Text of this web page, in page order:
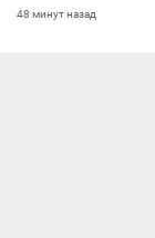
48 минут назад